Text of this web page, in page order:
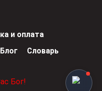
и оплата
Блог Словарь
Бог!